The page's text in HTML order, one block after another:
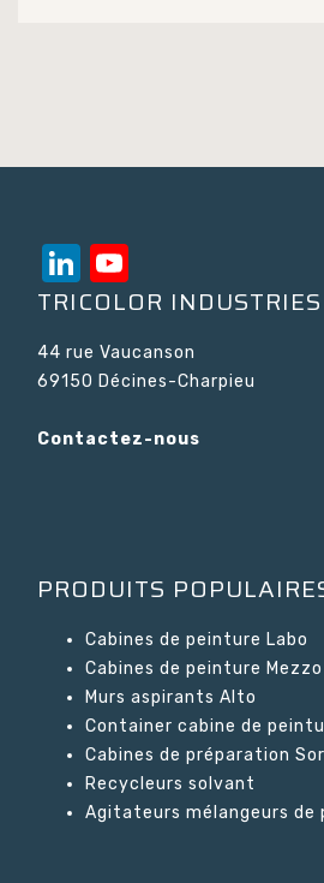
LinkedIn
Channel
TRICOLOR INDUSTRIES
44 rue Vaucanson
69150 Décines-Charpieu
Contactez-nous
PRODUITS
Cabines de peinture Labo
Cabines de peinture Mezzo
Murs aspirants Alto
Container cabine de
Cabines de préparation
Recycleurs solvant
Agitateurs mélangeurs de